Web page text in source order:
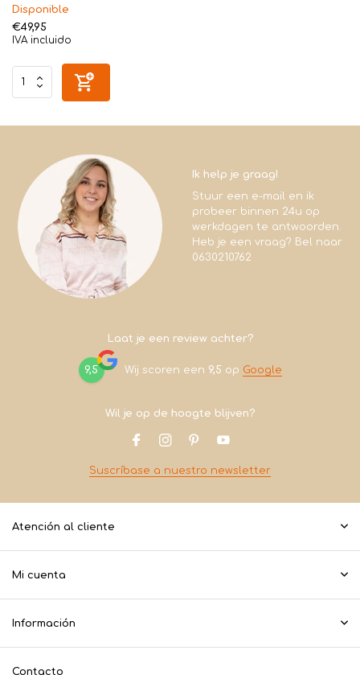
Disponible
€49,95
IVA incluido
Ik help je graag!
Stuur een e-mail en ik
probeer binnen 24u op
werkdagen te antwoorden.
Heb je een vraag? Bel naar
0630210762
Laat je een review achter?
9,5 Wij scoren een 9,5 op Google
Wil je op de hoogte blijven?
Suscríbase a nuestro newsletter
Atención al cliente
Mi cuenta
Información
Contacto